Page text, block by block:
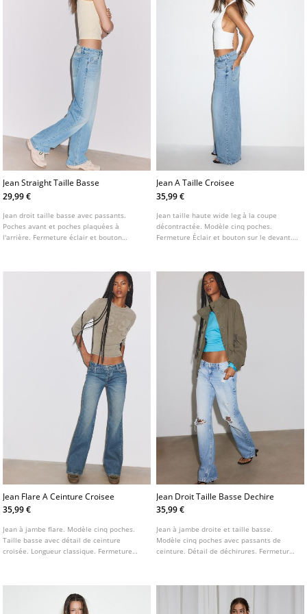
Jean Straight Taille Basse
29,99 €
Jean droit taille basse avec passants.
Poches avant et poches plaquées à
l'arrière. Fermeture éclair et bouton
Jean A Taille Croisee
35,99 €
Jean taille haute wide leg à la coupe
décontractée. Modèle cinq poches.
Fermeture Éclair et bouton sur le devant.
Jean Flare A Ceinture Croisee
35,99 €
Jean à jambe flare. Modèle cinq poches.
Taille basse avec détail de ceinture
croisée. Longueur classique. Fermeture
Jean Droit Taille Basse Dechire
35,99 €
Jean à jambe droite et taille basse.
Modèle cinq poches avec passants de
ceinture. Détail de déchirures. Fermeture